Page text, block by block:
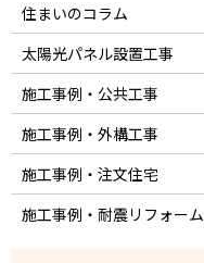
住まいのコラム
太陽光パネル設置工事
施工事例・公共工事
施工事例・外構工事
施工事例・注文住宅
施工事例・耐震リフォーム